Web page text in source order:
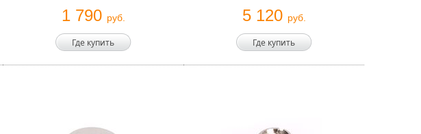
1 790 руб.
Где купить
5 120 руб.
Где купить